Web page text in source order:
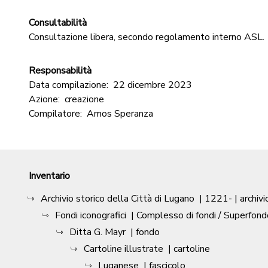
Consultabilità
Consultazione libera, secondo regolamento interno ASL.
Responsabilità
Data compilazione: 22 dicembre 2023
Azione: creazione
Compilatore: Amos Speranza
Inventario
Archivio storico della Città di Lugano | 1221- |
Fondi iconografici | Complesso di fondi /
Ditta G. Mayr | fondo
Cartoline illustrate | cartoline